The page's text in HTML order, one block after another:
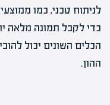
לניתוח טכני, כמו
כדי לקבל תמונה מלאה
הכלים השונים יכול
ההון.